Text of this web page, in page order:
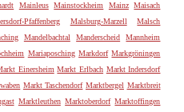
Mainleus Mainstockheim Mainz Maisach
Pfaffenberg Malsburg-Marzell
Malsch
Mandelbachtal Manderscheid
Mannheim
Mariaposching Markdorf Markgröningen
Einersheim Markt Erlbach Markt Indersdorf
Markt Taschendorf Marktbergel Marktbreit
Marktleuthen Marktoberdorf Marktoffingen